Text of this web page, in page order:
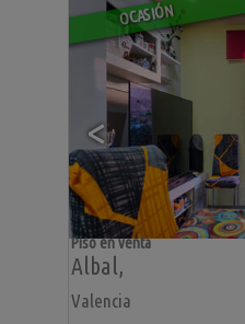
OCASIÓN
<
Albal,
Valencia
Piso en venta